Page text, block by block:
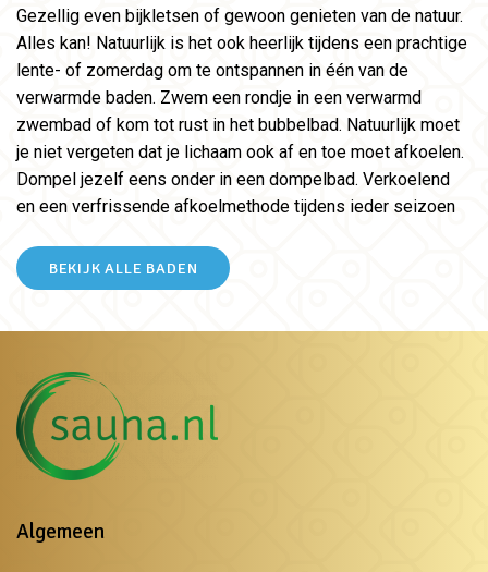
Gezellig even bijkletsen of gewoon genieten van de natuur.
Alles kan! Natuurlijk is het ook heerlijk tijdens een prachtige
lente- of zomerdag om te ontspannen in één van de
verwarmde baden. Zwem een rondje in een verwarmd
zwembad of kom tot rust in het bubbelbad. Natuurlijk moet
je niet vergeten dat je lichaam ook af en toe moet afkoelen.
Dompel jezelf eens onder in een dompelbad. Verkoelend
en een verfrissende afkoelmethode tijdens ieder seizoen
BEKIJK ALLE BADEN
Algemeen